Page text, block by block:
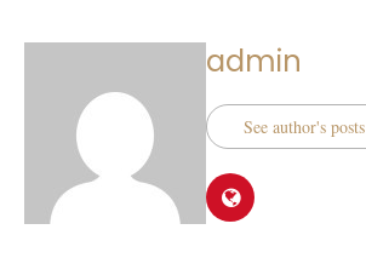
admin
See author's posts